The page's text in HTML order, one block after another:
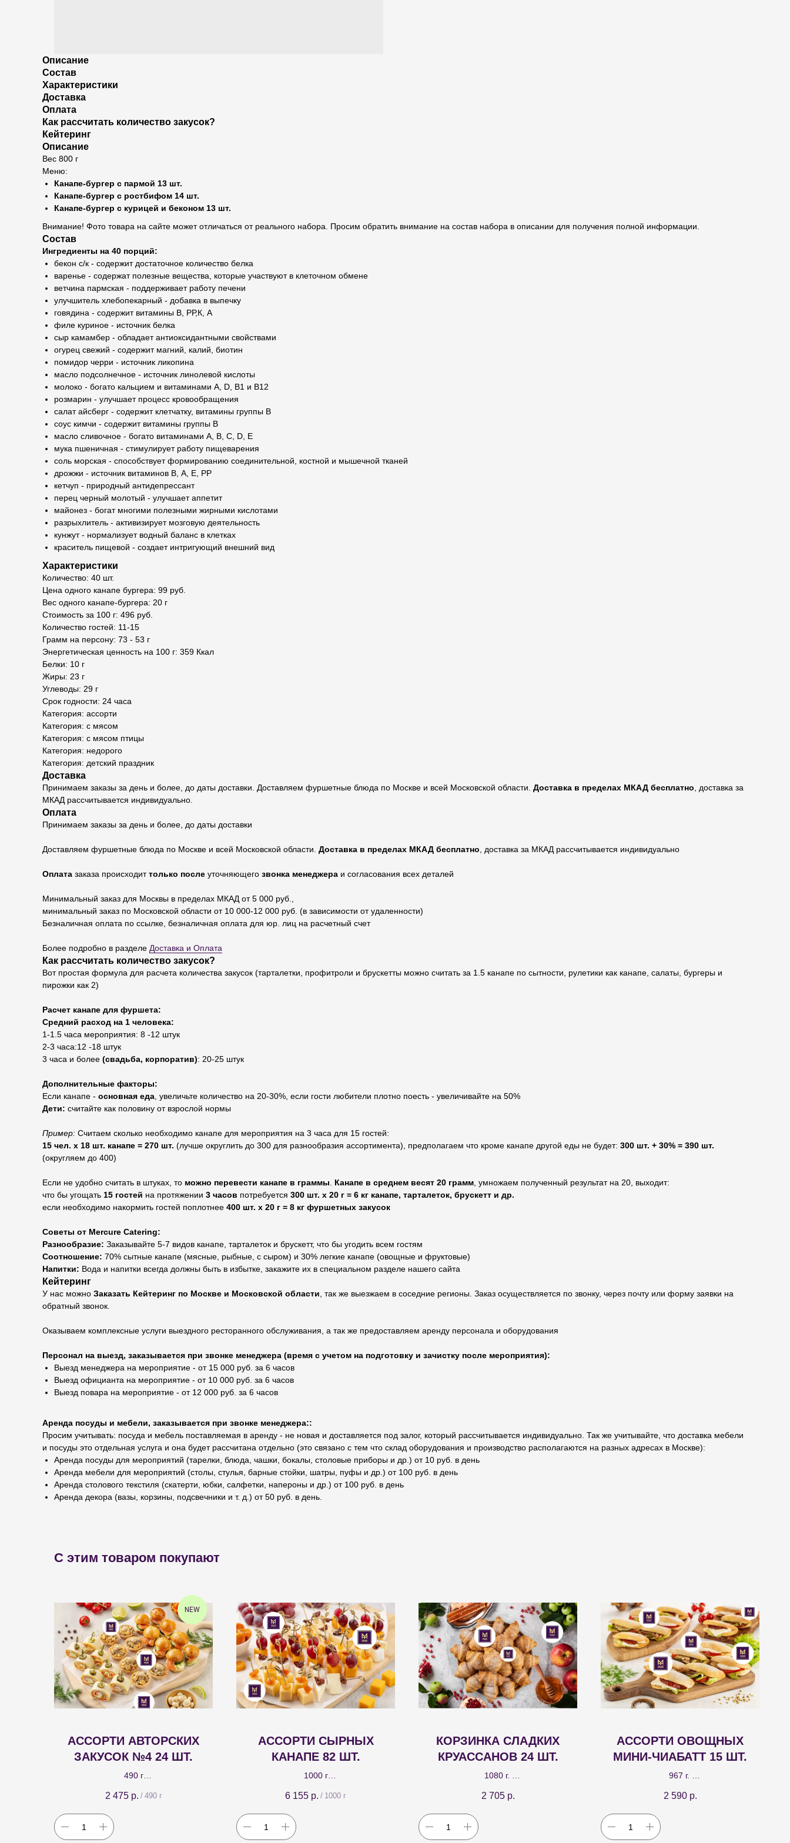
Описание
Состав
Характеристики
Доставка
Оплата
Как рассчитать количество закусок?
Кейтеринг
Описание
Вес 800 г
Меню:
Канапе-бургер с пармой 13 шт.
Канапе-бургер с ростбифом 14 шт.
Канапе-бургер с курицей и беконом 13 шт.
Внимание! Фото товара на сайте может отличаться от реального набора. Просим обратить внимание на состав набора в описании для получения полной информации.
Состав
Ингредиенты на 40 порций:
бекон с/к - содержит достаточное количество белка
варенье - содержат полезные вещества, которые участвуют в клеточном обмене
ветчина пармская - поддерживает работу печени
улучшитель хлебопекарный - добавка в выпечку
говядина - содержит витамины В, РР,К, А
филе куриное - источник белка
сыр камамбер - обладает антиоксидантными свойствами
огурец свежий - содержит магний, калий, биотин
помидор черри - источник ликопина
масло подсолнечное - источник линолевой кислоты
молоко - богато кальцием и витаминами A, D, B1 и B12
розмарин - улучшает процесс кровообращения
салат айсберг - содержит клетчатку, витамины группы В
соус кимчи - содержит витамины группы В
масло сливочное - богато витаминами А, В, С, D, Е
мука пшеничная - стимулирует работу пищеварения
соль морская - способствует формированию соединительной, костной и мышечной тканей
дрожжи - источник витаминов В, А, Е, РР
кетчуп - природный антидепрессант
перец черный молотый - улучшает аппетит
майонез - богат многими полезными жирными кислотами
разрыхлитель - активизирует мозговую деятельность
кунжут - нормализует водный баланс в клетках
краситель пищевой - создает интригующий внешний вид
Характеристики
Количество: 40 шт.
Цена одного канапе бургера: 99 руб.
Вес одного канапе-бургера: 20 г
Стоимость за 100 г: 496 руб.
Количество гостей: 11-15
Грамм на персону: 73 - 53 г
Энергетическая ценность на 100 г: 359 Ккал
Белки: 10 г
Жиры: 23 г
Углеводы: 29 г
Срок годности: 24 часа
Категория: ассорти
Категория: с мясом
Категория: с мясом птицы
Категория: недорого
Категория: детский праздник
Доставка
Принимаем заказы за день и более, до даты доставки. Доставляем фуршетные блюда по Москве и всей Московской области. Доставка в пределах МКАД бесплатно , доставка за
МКАД рассчитывается индивидуально.
Оплата
Принимаем заказы за день и более, до даты доставки
Доставляем фуршетные блюда по Москве и всей Московской области. Доставка в пределах МКАД бесплатно , доставка за МКАД рассчитывается индивидуально
Оплата заказа происходиттолько после уточняющего звонка менеджера и согласования всех деталей
Минимальный заказ для Москвы в пределах МКАД от 5 000 руб.,
минимальный заказ по Московской области от 10 000-12 000 руб. (в зависимости от удаленности)
Безналичная оплата по ссылке, безналичная оплата для юр. лиц на расчетный счет
Более подробно в разделе Доставка и Оплата
Как рассчитать количество закусок?
Вот простая формула для расчета количества закусок (тарталетки, профитроли и брускетты можно считать за 1.5 канапе по сытности, рулетики как канапе, салаты, бургеры и
пирожки как 2)
Расчет канапе для фуршета:
Средний расход на 1 человека:
1-1.5 часа мероприятия: 8 -12 штук
2-3 часа:12 -18 штук
3 часа и более (свадьба, корпоратив): 20-25 штук
Дополнительные факторы:
Если канапе - основная еда , увеличьте количество на 20-30%, если гости любители плотно поесть - увеличивайте на 50%
Дети: считайте как половину от взрослой нормы
Пример: Считаем сколько необходимо канапе для мероприятия на 3 часа для 15 гостей:
15 чел. х 18 шт. канапе = 270 шт. (лучше округлить до 300 для разнообразия ассортимента), предполагаем что кроме канапе другой еды не будет: 300 шт. + 30% = 390 шт.
(округляем до 400)
Если не удобно считать в штуках, то можно перевести канапе в граммы Канапе в среднем весят 20 грамм , умножаем полученный результат на 20, выходит:
что бы угощать 15 гостей на протяжении 3 часов потребуется 300 шт. х 20 г = 6 кг канапе, тарталеток, брускетт и др.
если необходимо накормить гостей поплотнее 400 шт. х 20 г = 8 кг фуршетных закусок
Советы от Mercure Catering:
Разнообразие: Заказывайте 5-7 видов канапе, тарталеток и брускетт, что бы угодить всем гостям
Соотношение: 70% сытные канапе (мясные, рыбные, с сыром) и 30% легкие канапе (овощные и фруктовые)
Напитки: Вода и напитки всегда должны быть в избытке, закажите их в специальном разделе нашего сайта
Кейтеринг
У нас можно Заказать Кейтеринг по Москве и Московской области , так же выезжаем в соседние регионы. Заказ осуществляется по звонку, через почту или форму заявки на
обратный звонок.
Оказываем комплексные услуги выездного ресторанного обслуживания, а так же предоставляем аренду персонала и оборудования
Персонал на выезд, заказывается при звонке менеджера (время с учетом на подготовку и зачистку после мероприятия):
Выезд менеджера на мероприятие - от 15 000 руб. за 6 часов
Выезд официанта на мероприятие - от 10 000 руб. за 6 часов
Выезд повара на мероприятие - от 12 000 руб. за 6 часов
Аренда посуды и мебели, заказывается при звонке менеджера::
Просим учитывать: посуда и мебель поставляемая в аренду - не новая и доставляется под залог, который рассчитывается индивидуально. Так же учитывайте, что доставка мебели
и посуды это отдельная услуга и она будет рассчитана отдельно (это связано с тем что склад оборудования и производство располагаются на разных адресах в Москве):
Аренда посуды для мероприятий (тарелки, блюда, чашки, бокалы, столовые приборы и др.) от 10 руб. в день
Аренда мебели для мероприятий (столы, стулья, барные стойки, шатры, пуфы и др.) от 100 руб. в день
Аренда столового текстиля (скатерти, юбки, салфетки, напероны и др.) от 100 руб. в день
Аренда декора (вазы, корзины, подсвечники и т. д.) от 50 руб. в день.
С этим товаром покупают
NEW
АССОРТИ АВТОРСКИХ
ЗАКУСОК №4 24 ШТ.
490 г
по-корейски 8 шт.; канапе-бургер с
семгой 8 шт.; тарталетка Нежность 8 шт.
2 475 р. / 490 г
АССОРТИ СЫРНЫХ
КАНАПЕ 82 ШТ.
1000 г
чеддер и виноградом; с сыром гауда и
курагой; с сыром камамбер и вялеными
томатами.
6 155 р. / 1000 г
КОРЗИНКА СЛАДКИХ
КРУАССАНОВ 24 ШТ.
1080 г.
джемов: вишня, клубника, абрикос,
2 705 р.
АССОРТИ ОВОЩНЫХ
МИНИ-ЧИАБАТТ 15 ШТ.
967 г.
начинок: с баклажанами, кабачком и
соусом песто; с вялеными томатами и
сыром фета; со свежими помидорами и
моцареллой.
2 590 р.